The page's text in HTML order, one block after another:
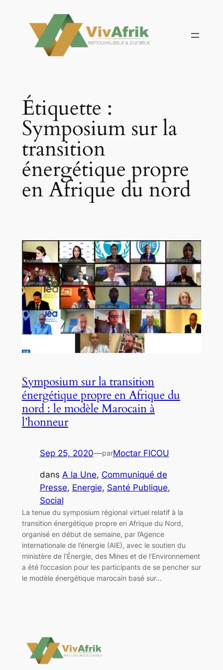
contenu
Étiquette :
Symposium sur la
transition
énergétique propre
en Afrique du nord
Symposium sur la transition
énergétique propre en Afrique du
nord : le modèle Marocain à
l’honneur
Sep 25, 2020—parMoctar FICOU
dans A la Une, Communiqué de
Presse, Energie, Santé Publique
Social
La tenue du symposium régional virtuel relatif à la
transition énergétique propre en Afrique du Nord,
organisé en début de semaine, par l’Agence
internationale de l’énergie (AIE), avec le soutien du
ministère de l’Énergie, des Mines et de l’Environnement
a été l’occasion pour les participants de se pencher sur
le modèle énergétique marocain basé sur…